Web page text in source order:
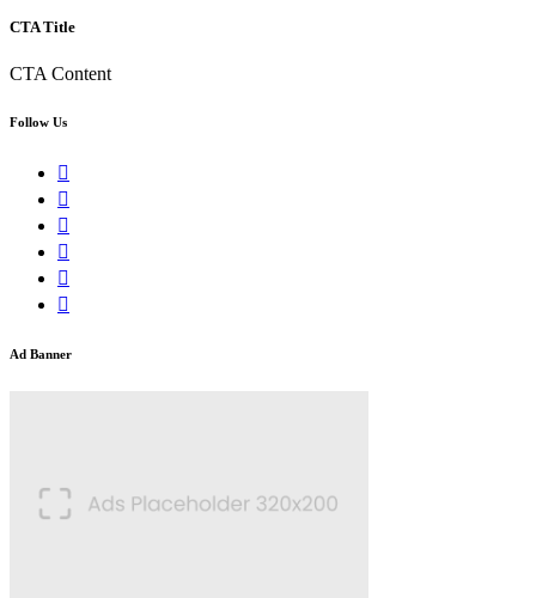
CTA Title
CTA Content
Follow Us
Ad Banner